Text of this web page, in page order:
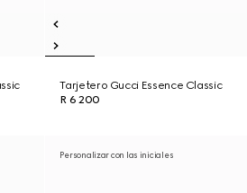
Tarjetero Gucci Essence Classic
R 6 200
Personalizar con las iniciales